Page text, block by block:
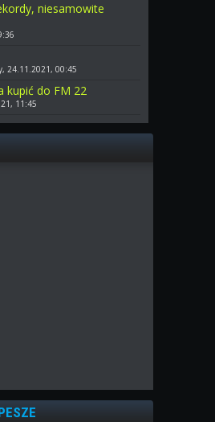
niesamowite
24.11.2021, 00:45
kupić do FM 22
11:45